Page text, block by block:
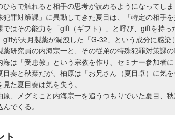
らで触れると相手の思考が読めるようになってし
罪対策課」に異動してきた夏目は、「特定の相手
はその能力を「gift（ギフト）」と呼び、giftを持っ
が天月製薬が漏洩した「G-32」という成分に感染
薬研究員の内海宗一と、その従弟の特殊犯罪対策課
は「受恵教」という宗教を作り、セミナー参加者に
奏と秋葉だが、柚原は「お兄さん（夏目卓）に気
た夏目奏は気を失う。
、メグミこと内海宗一を追うつもりでいた夏目、
でくる。
ト